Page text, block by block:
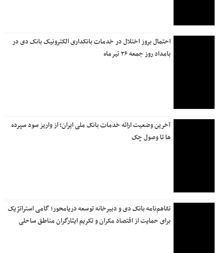
احتمال بروز اختلال در خدمات بانکداری الکترونیک بانک دی در
بامداد روز جمعه ۲۶ تیرماه
آخرین وضعیت ارائه خدمات بانک ملی ایران؛ از واریز سود سپرده
ها تا وصول چک
تفاهم‌نامه بانک دی و دبیرخانه توسعه دریامحور؛ گامی استراتژیک
برای حمایت از اقتصاد مکران و تکریم ایثارگران مناطق ساحلی